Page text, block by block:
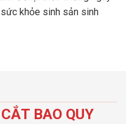
khỏe sinh sản sinh
BAO QUY